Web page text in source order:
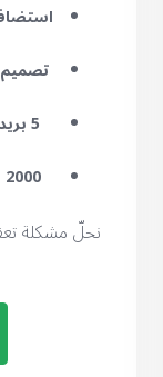
5 بريد إلكتروني
2000 رسالة SMS
نحلّ مشكلة